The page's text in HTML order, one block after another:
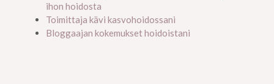
ihon hoidosta
Toimittaja kävi kasvohoidossani
Bloggaajan kokemukset hoidoistani